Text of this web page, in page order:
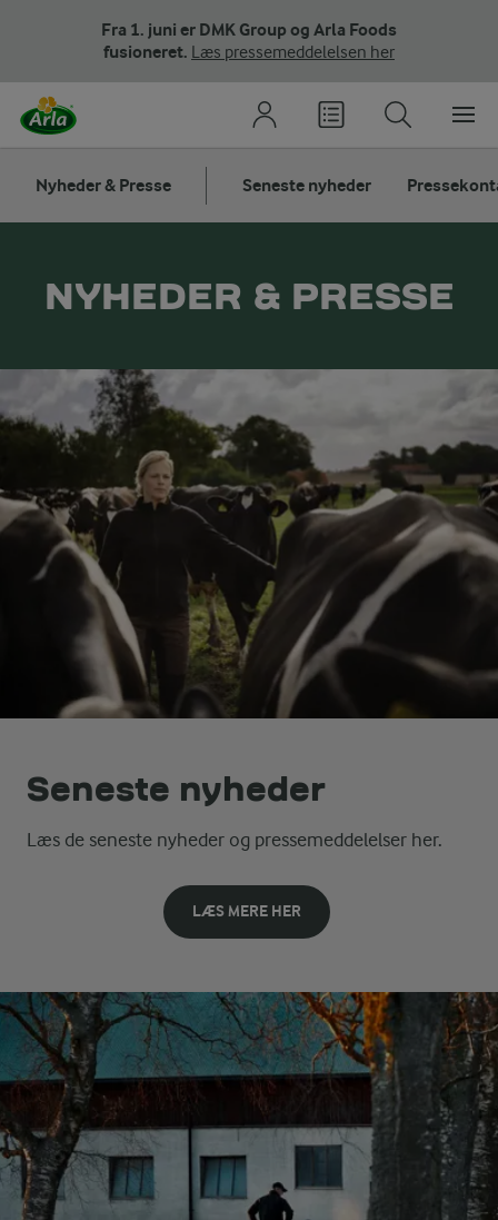
Fra 1. juni er DMK Group og Arla Foods
fusioneret. Læs pressemeddelelsen her
Nyheder & Presse Seneste nyheder
NYHEDER & PRESSE
Seneste nyheder
Læs de seneste nyheder og pressemeddelelser her.
LÆS MERE HER